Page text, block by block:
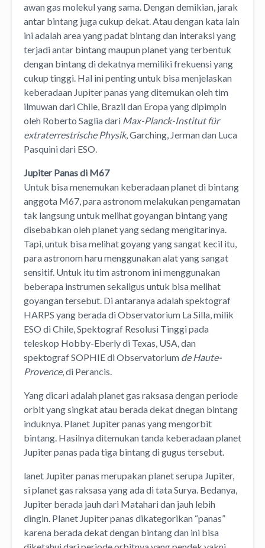
awan gas molekul yang sama. Dengan demikian, jarak
antar bintang juga cukup dekat. Atau dengan kata lain
ini adalah area yang padat bintang dan interaksi yang
terjadi antar bintang maupun planet yang terbentuk
dengan bintang di dekatnya memiliki frekuensi yang
cukup tinggi. Hal ini penting untuk bisa menjelaskan
keberadaan Jupiter panas yang ditemukan oleh tim
ilmuwan dari Chile, Brazil dan Eropa yang dipimpin
oleh Roberto Saglia dari Max-Planck-Institut für
extraterrestrische Physik, Garching, Jerman dan Luca
Pasquini dari ESO.
Jupiter Panas di M67
Untuk bisa menemukan keberadaan planet di bintang
anggota M67, para astronom melakukan pengamatan
tak langsung untuk melihat goyangan bintang yang
disebabkan oleh planet yang sedang mengitarinya.
Tapi, untuk bisa melihat goyang yang sangat kecil itu,
para astronom haru menggunakan alat yang sangat
sensitif. Untuk itu tim astronom ini menggunakan
beberapa instrumen sekaligus untuk bisa melihat
goyangan tersebut. Di antaranya adalah spektograf
HARPS yang berada di Observatorium La Silla, milik
ESO di Chile, Spektograf Resolusi Tinggi pada
teleskop Hobby-Eberly di Texas, USA, dan
spektograf SOPHIE di Observatorium de Haute-
Provence, di Perancis.
Yang dicari adalah planet gas raksasa dengan periode
orbit yang singkat atau berada dekat dnegan bintang
induknya. Planet Jupiter panas yang mengorbit
bintang. Hasilnya ditemukan tanda keberadaan planet
Jupiter panas pada tiga bintang di gugus tersebut.
lanet Jupiter panas merupakan planet serupa Jupiter,
si planet gas raksasa yang ada di tata Surya. Bedanya,
Jupiter berada jauh dari Matahari dan jauh lebih
dingin. Planet Jupiter panas dikategorikan “panas”
karena berada dekat dengan bintang dan ini bisa